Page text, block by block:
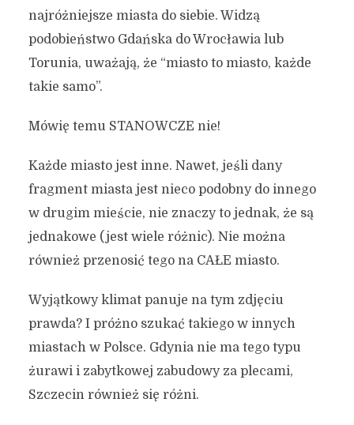
najróżniejsze miasta do siebie. Widzą
podobieństwo Gdańska do Wrocławia lub
Torunia, uważają, że “miasto to miasto, każde
takie samo”.
Mówię temu STANOWCZE nie!
Każde miasto jest inne. Nawet, jeśli dany
fragment miasta jest nieco podobny do innego
w drugim mieście, nie znaczy to jednak, że są
jednakowe (jest wiele różnic). Nie można
również przenosić tego na CAŁE miasto.
Wyjątkowy klimat panuje na tym zdjęciu
prawda? I próżno szukać takiego w innych
miastach w Polsce. Gdynia nie ma tego typu
żurawi i zabytkowej zabudowy za plecami,
Szczecin również się różni.